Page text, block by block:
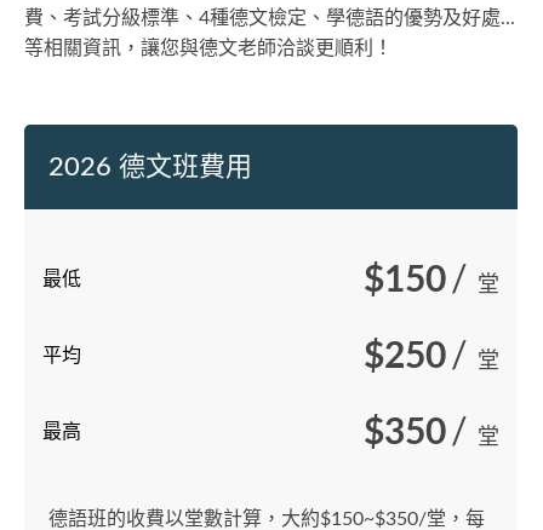
費、考試分級標準、4種德文檢定、學德語的優勢及好處...
等相關資訊，讓您與德文老師洽談更順利！
2026 德文班費用
最低 $150/ 堂
平均 $250/ 堂
最高 $350/ 堂
德語班的收費以堂數計算，大約$150~$350/堂，每